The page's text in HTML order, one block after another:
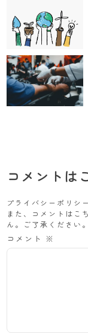
コメントは
プライバシーポリシ
また、コメントはこ
ん。ご了承ください。
コメント ※